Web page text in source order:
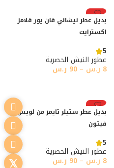
رائج
بديل عطر نيشاني فان يور فلامز
اكسترايت
5
عطور النيش الحصرية
8 ر.س –
90 ر.س
رائج
بديل عطر ستيلر تايمز من لويس
فيتون
5
عطور النيش الحصرية
8 ر.س –
90 ر.س